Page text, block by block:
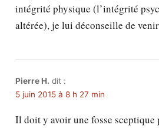
intégrité physique (l’intégrité
altérée), je lui déconseille de
Pierre H. dit :
5 juin 2015 à 8 h 27 min
Il doit y avoir une fosse sceptique